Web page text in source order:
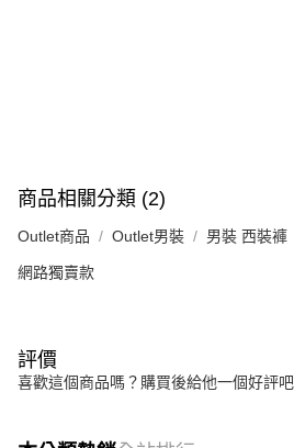
商品相關分類 (2)
Outlet商品 Outlet男裝 男裝 西裝褲
網路獨賣款
評價
喜歡這個商品嗎？購買後給他一個好評吧